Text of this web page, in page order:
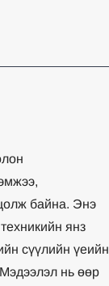
байна. Энэ
янз
сүүлийн үеийн
нь өөр